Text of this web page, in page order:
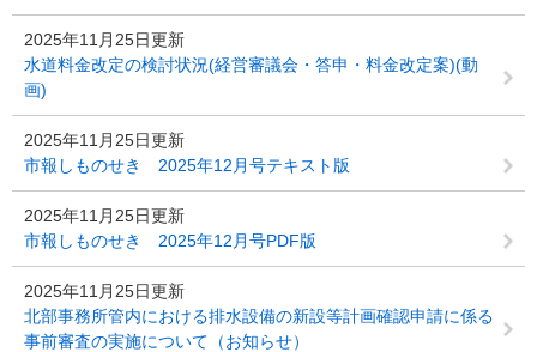
2025年11月25日更新
水道料金改定の検討状況(経営審議会・答申・料金改定案)(動
画)
2025年11月25日更新
市報しものせき 2025年12月号テキスト版
2025年11月25日更新
市報しものせき 2025年12月号PDF版
2025年11月25日更新
北部事務所管内における排水設備の新設等計画確認申請に係る
事前審査の実施について（お知らせ）